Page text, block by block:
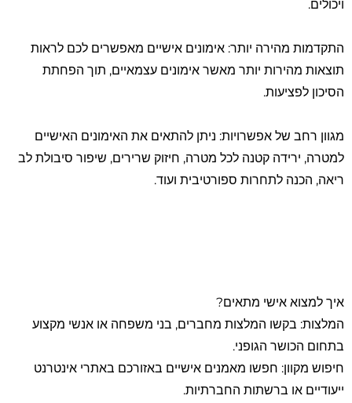
ויכולים.
התקדמות מהירה יותר: אימונים אישיים מאפשרים לכם לראות
תוצאות מהירות יותר מאשר אימונים עצמאיים, תוך הפחתת
הסיכון לפציעות.
מגוון רחב של אפשרויות: ניתן להתאים את האימונים האישיים
למטרה, ירידה קטנה לכל מטרה, חיזוק שרירים, שיפור סיבולת לב
ריאה, הכנה לתחרות ספורטיבית ועוד.
איך למצוא אישי מתאים?
המלצות: בקשו המלצות מחברים, בני משפחה או אנשי מקצוע
בתחום הכושר הגופני.
חיפוש מקוון: חפשו מאמנים אישיים באזורכם באתרי אינטרנט
ייעודיים או ברשתות החברתיות.